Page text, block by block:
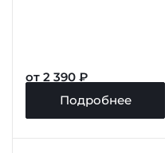
от 2 390 ₽
Подробнее